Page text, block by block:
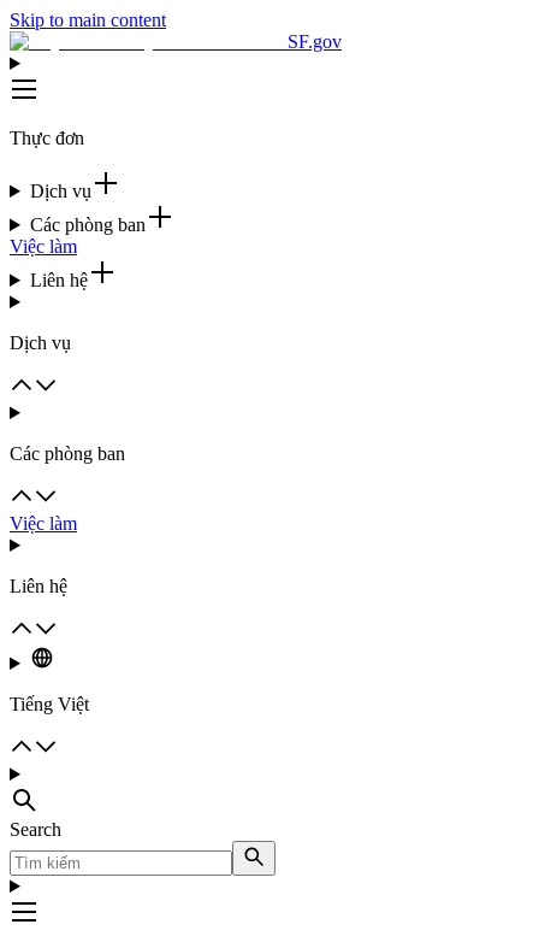
Skip to main content
SF.gov
Thực đơn
Dịch vụ
Các phòng ban
Việc làm
Liên hệ
Dịch vụ
Các phòng ban
Việc làm
Liên hệ
Tiếng Việt
Search